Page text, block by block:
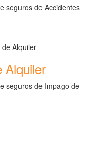
seguros de Accidentes
Alquiler
seguros de Impago de